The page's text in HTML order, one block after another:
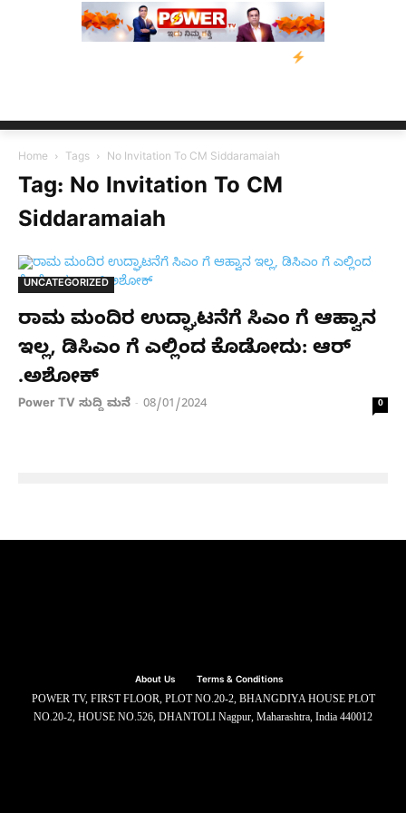
ನ್ಯೂಸ್ ಕಾರ್ಪ್‌ಗೆ
Home Tags No Invitation To CM Siddaramaiah
Tag: No Invitation To CM
Siddaramaiah
UNCATEGORIZED
ರಾಮ ಮಂದಿರ ಉದ್ಘಾಟನೆಗೆ ಸಿಎಂ ಗೆ ಆಹ್ವಾನ
ಇಲ್ಲ, ಡಿಸಿಎಂ ಗೆ ಎಲ್ಲಿಂದ ಕೊಡೋದು: ಆರ್​
.ಅಶೋಕ್​
Power TV ಸುದ್ದಿ ಮನೆ - 08/01/2024 0
About Us Terms & Conditions
POWER TV, FIRST FLOOR, PLOT NO.20-2, BHANGDIYA HOUSE PLOT
NO.20-2, HOUSE NO.526, DHANTOLI Nagpur, Maharashtra, India 440012